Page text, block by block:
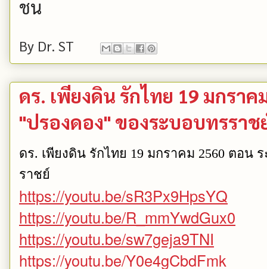
ชน
By Dr. ST
ดร. เพียงดิน รักไทย 19 มกรา
"ปรองดอง" ของระบอบทรราช
ดร. เพียงดิน รักไทย 19 มกราคม 2560 ตอน
ราชย์
https://youtu.be/sR3Px9HpsYQ
https://youtu.be/R_mmYwdGux0
https://youtu.be/sw7geja9TNI
https://youtu.be/Y0e4gCbdFmk